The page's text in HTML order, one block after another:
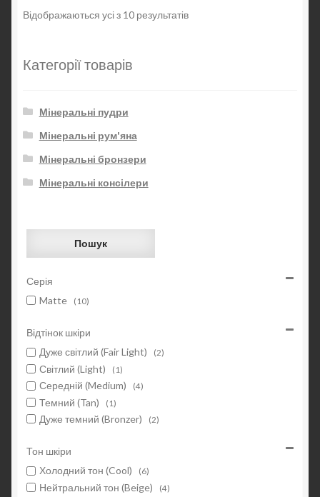
Відображаються усі з 10 результатів
Категорії товарів
Мінеральні пудри
Мінеральні рум'яна
Мінеральні бронзери
Мінеральні консілери
Пошук
Серія
Matte
(10)
Відтінок шкіри
Дуже світлий (Fair Light)
(2)
Світлий (Light) (1)
Середній (Medium) (4)
Темний (Tan) (1)
Дуже темний (Bronzer) (2)
Тон шкіри
Холодний тон (Cool)
(6)
Нейтральний тон (Beige) (4)